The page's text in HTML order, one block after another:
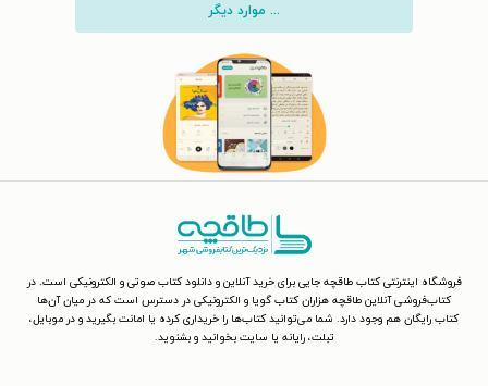
... موارد دیگر
فروشگاه اینترنتی کتاب طاقچه جایی برای خرید آنلاین و دانلود کتاب صوتی و الکترونیکی است. در
کتاب‌فروشی آنلاین طاقچه هزاران کتاب گویا و الکترونیکی در دسترس است که در میان آن‌ها
کتاب رایگان هم وجود دارد. شما می‌توانید کتاب‌ها را خریداری کرده یا امانت بگیرید و در موبایل،
تبلت، رایانه یا سایت بخوانید و بشنوید.